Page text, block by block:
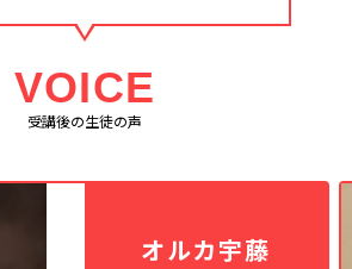
VOICE
受講後の生徒の声
オルカ宇藤